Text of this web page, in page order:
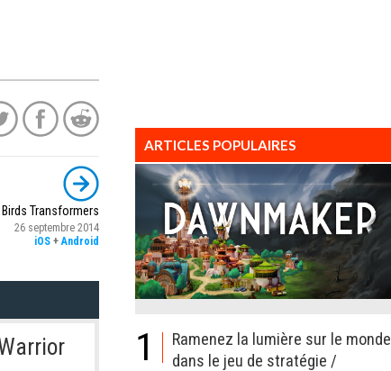
Transformers
26 septembre 2014
iOS +Android
ARTICLES POPULAIRES
1
Ramenez la lumière sur le monde
dans le jeu de stratégie /